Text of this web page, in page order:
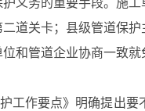
义务的重要手段。施
道关卡；县级管道保
和管道企业协商一致
工作要点》明确提出